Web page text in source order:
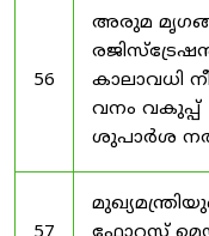
56
അരുമ
കാലാവധി
വനം വകുപ്പ്
ശുപാർശ